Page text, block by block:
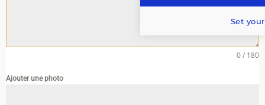
0 / 180
Ajouter une photo
Set